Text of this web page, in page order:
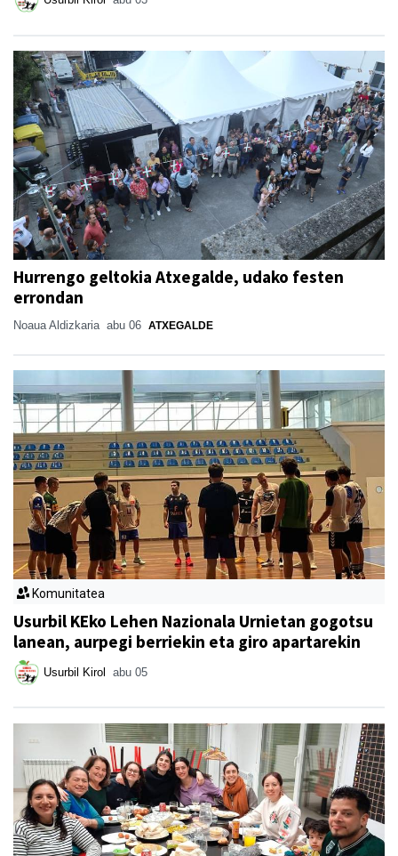
Hurrengo geltokia Atxegalde, udako festen
errondan
Noaua Aldizkaria abu 06 ATXEGALDE
Komunitatea
Usurbil KEko Lehen Nazionala Urnietan gogotsu
lanean, aurpegi berriekin eta giro apartarekin
Usurbil Kirol abu 05